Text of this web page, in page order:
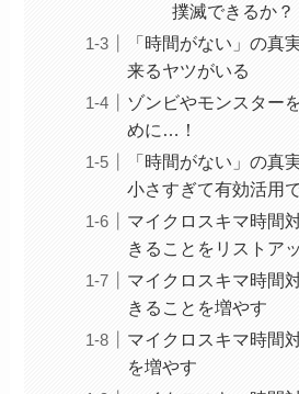
撲滅できるか？
「時間がない」の真
来るヤツがいる
ゾンビやモンスター
めに…！
「時間がない」の
小さすぎて有効活用
マイクロスキマ時間
きることをリストア
マイクロスキマ時間
きることを増やす
マイクロスキマ時間
を増やす